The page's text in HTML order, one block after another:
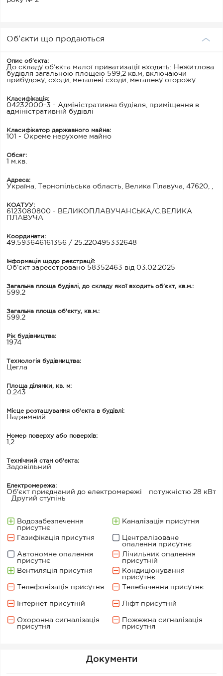
Об’єкти що продаються
Опис об’єкта:
До складу об’єкта малої приватизації входять: Нежитлова
будівля загальною площею 599,2 кв.м, включаючи
прибудову, сходи, металеві сходи, металеву огорожу.
Класифікація:
04232000-3 - Адміністративна будівля, приміщення в
адміністративній будівлі
Класифікатор державного майна:
101 - Окреме нерухоме майно
Обсяг:
1 м.кв.
Адреса:
Україна, Тернопільська область, Велика Плавуча, 47620, ,
КОАТУУ:
6123080800 - ВЕЛИКОПЛАВУЧАНСЬКА/С.ВЕЛИКА
ПЛАВУЧА
Координати:
49.593646161356 / 25.220495332648
Інформація щодо реєстрації:
Об’єкт зареєстровано 58352463 від 03.02.2025
Загальна площа будівлі, до складу якої входить об'єкт, кв.м.:
599.2
Загальна площа об'єкту, кв.м.:
599.2
Рік будівництва:
1974
Технологія будівництва:
Цегла
Площа ділянки, кв. м:
0.243
Місце розташування об'єкта в будівлі:
Надземний
Номер поверху або поверхів:
1,2
Технічний стан об'єкта:
Задовільний
Електромережа:
Об'єкт приєднаний до електромережі
потужністю 28 кВт
Другий ступінь
Водозабезпечення
присутнє
Каналізація присутня
Газифікація присутня
Централізоване
опалення присутнє
Автономне опалення
присутнє
Лічильник опалення
присутній
Вентиляція присутня
Кондиціонування
присутнє
Телефонізація присутня
Телебачення присутнє
Інтернет присутній Ліфт присутній
Охоронна сигналізація
присутня
Пожежна сигналізація
присутня
Документи